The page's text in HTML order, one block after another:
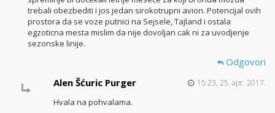
trebali obezbediti i jos jedan sirokotrupni avion. Potencijal ovih
prostora da se voze putnici na Sejsele, Tajland i ostala
egzoticna mesta mislim da nije dovoljan cak ni za uvodjenje
sezonske linije.
Odgovori
Alen Šćuric Purger
15:23, 25. apr. 2017.
Hvala na pohvalama.